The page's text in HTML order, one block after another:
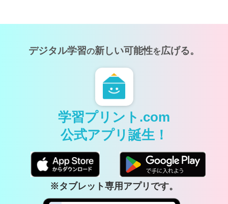
デジタル学習の新しい可能性を広げる。
学習プリント.com
公式アプリ誕生！
※タブレット専用アプリです。